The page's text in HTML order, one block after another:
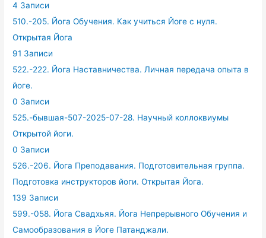
4 Записи
510.-205. Йога Обучения. Как учиться Йоге с нуля.
Открытая Йога
91 Записи
522.-222. Йога Наставничества. Личная передача опыта в
йоге.
0 Записи
525.-бывшая-507-2025-07-28. Научный коллоквиумы
Открытой йоги.
0 Записи
526.-206. Йога Преподавания. Подготовительная группа.
Подготовка инструкторов йоги. Открытая Йога.
139 Записи
599.-058. Йога Свадхьяя. Йога Непрерывного Обучения и
Самообразования в Йоге Патанджали.